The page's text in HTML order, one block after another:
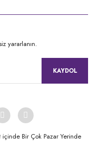
yararlanın.
KAYDOL
içinde Bir Çok Pazar Yerinde